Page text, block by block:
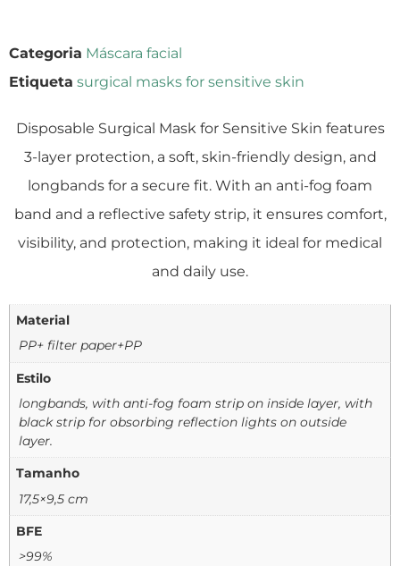
Categoria Máscara facial
Etiqueta surgical masks for sensitive skin
Disposable Surgical Mask for Sensitive Skin features
3-layer protection, a soft, skin-friendly design, and
longbands for a secure fit. With an anti-fog foam
band and a reflective safety strip, it ensures comfort,
visibility, and protection, making it ideal for medical
and daily use.
Material
PP+ filter paper+PP
Estilo
longbands, with anti-fog foam strip on inside layer, with
black strip for obsorbing reflection lights on outside
layer.
Tamanho
17,5×9,5 cm
BFE
>99%